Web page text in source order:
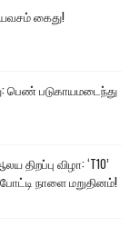
கைது!
பெண் படுகாயமடைந்து
திறப்பு விழா: ‘T10’
நாளை மறுதினம்!